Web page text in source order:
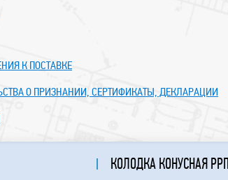
К ПОСТАВКЕ
О ПРИЗНАНИИ, СЕРТИФИКАТЫ, ДЕКЛАРАЦИИ
КОЛОДКА КОНУСНАЯ РРП